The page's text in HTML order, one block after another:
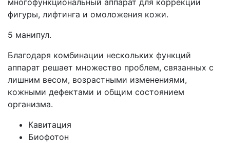
фигуры, лифтинга и омоложения кожи.
5 манипул.
Благодаря комбинации нескольких функций
аппарат решает множество проблем, связанных с
лишним весом, возрастными изменениями,
кожными дефектами и общим состоянием
организма.
Кавитация
Биофотон